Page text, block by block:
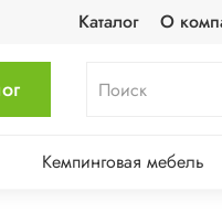
Каталог О
Кемпинговая мебель